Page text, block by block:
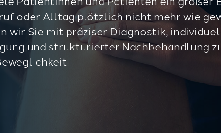
oder Alltag plötzlich nicht mehr wie
wir Sie mit präziser Diagnostik,
und strukturierter Nachbehandlung